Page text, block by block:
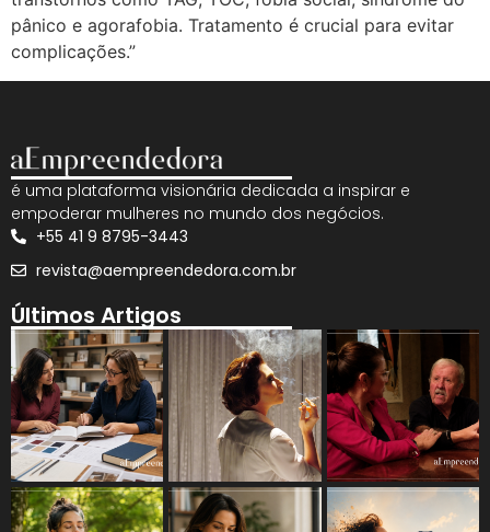
pânico e agorafobia. Tratamento é crucial para evitar
complicações.”
é uma plataforma visionária dedicada a inspirar e
empoderar mulheres no mundo dos negócios.
+55 41 9 8795-3443
revista@aempreendedora.com.br
Últimos Artigos